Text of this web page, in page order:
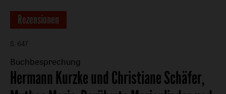
Rezensionen
S. 647
Buchbesprechung
:
Hermann Kurzke und Christiane Schäfer,